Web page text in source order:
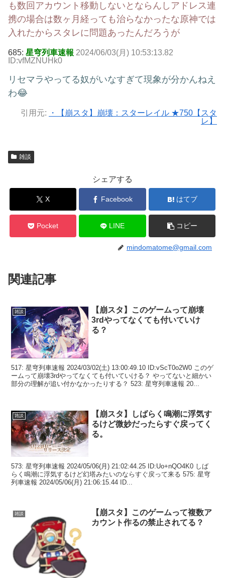
も数回アカウント移動しないとならんしアドレス連
携の場合は数ヶ月経っても治らなかったな原神では
入れたからスタレに問題あったんだろうが
685: 星穹列車速報 2024/06/03(月) 10:53:13.82
ID:vfMZNUHk0
リセマラやってる奴がいなすぎて現象が分かんねえ
わ😂
引用元:
・【崩スタ】崩壊：スターレイル ★750【スタ
レ】
雑談
シェアする
X Facebook はてブ
Pocket LINE コピー
mindomatome@gmail.com
関連記事
雑談
【崩スタ】このゲームって崩壊
3rdやってなくても付いていけ
る？
517: 星穹列車速報 2024/03/02(土) 13:00:49.10 ID:vScT0o2W0 このゲ
ームって崩壊3rdやってなくても付いていける？ やってないと細かい
部分の理解が追い付かなかったりする？ 523: 星穹列車速報 20...
雑談
【崩スタ】しばらく鳴潮に浮気す
るけど微妙だったらすぐ戻ってく
る。
573: 星穹列車速報 2024/05/06(月) 21:02:44.25 ID:Uo+nQO4K0 しば
らく鳴潮に浮気するけど幻塔みたいのならすぐ戻って来る 575: 星穹
列車速報 2024/05/06(月) 21:06:15.44 ID...
雑談
【崩スタ】このゲームって複数ア
カウント作るの禁止されてる？